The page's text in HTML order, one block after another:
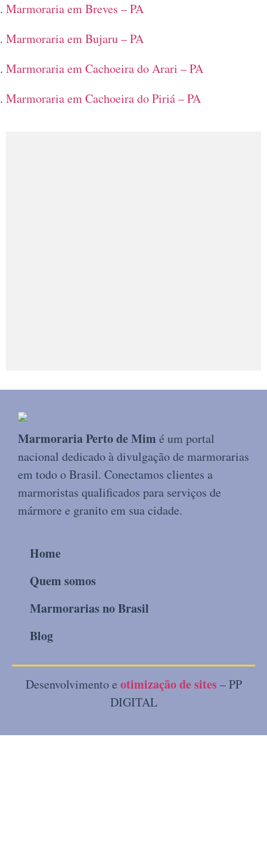
Marmoraria em Breves – PA
Marmoraria em Bujaru – PA
Marmoraria em Cachoeira do Arari – PA
Marmoraria em Cachoeira do Piriá – PA
Marmoraria Perto de Mim é um portal
nacional dedicado à divulgação de marmorarias
em todo o Brasil. Conectamos clientes a
marmoristas qualificados para serviços de
mármore e granito em sua cidade.
Home
Quem somos
Marmorarias no Brasil
Blog
Desenvolvimento e otimização de sites – PP
DIGITAL